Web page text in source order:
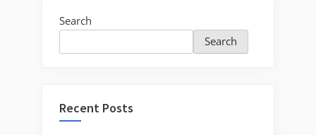
Search
Search
Recent Posts